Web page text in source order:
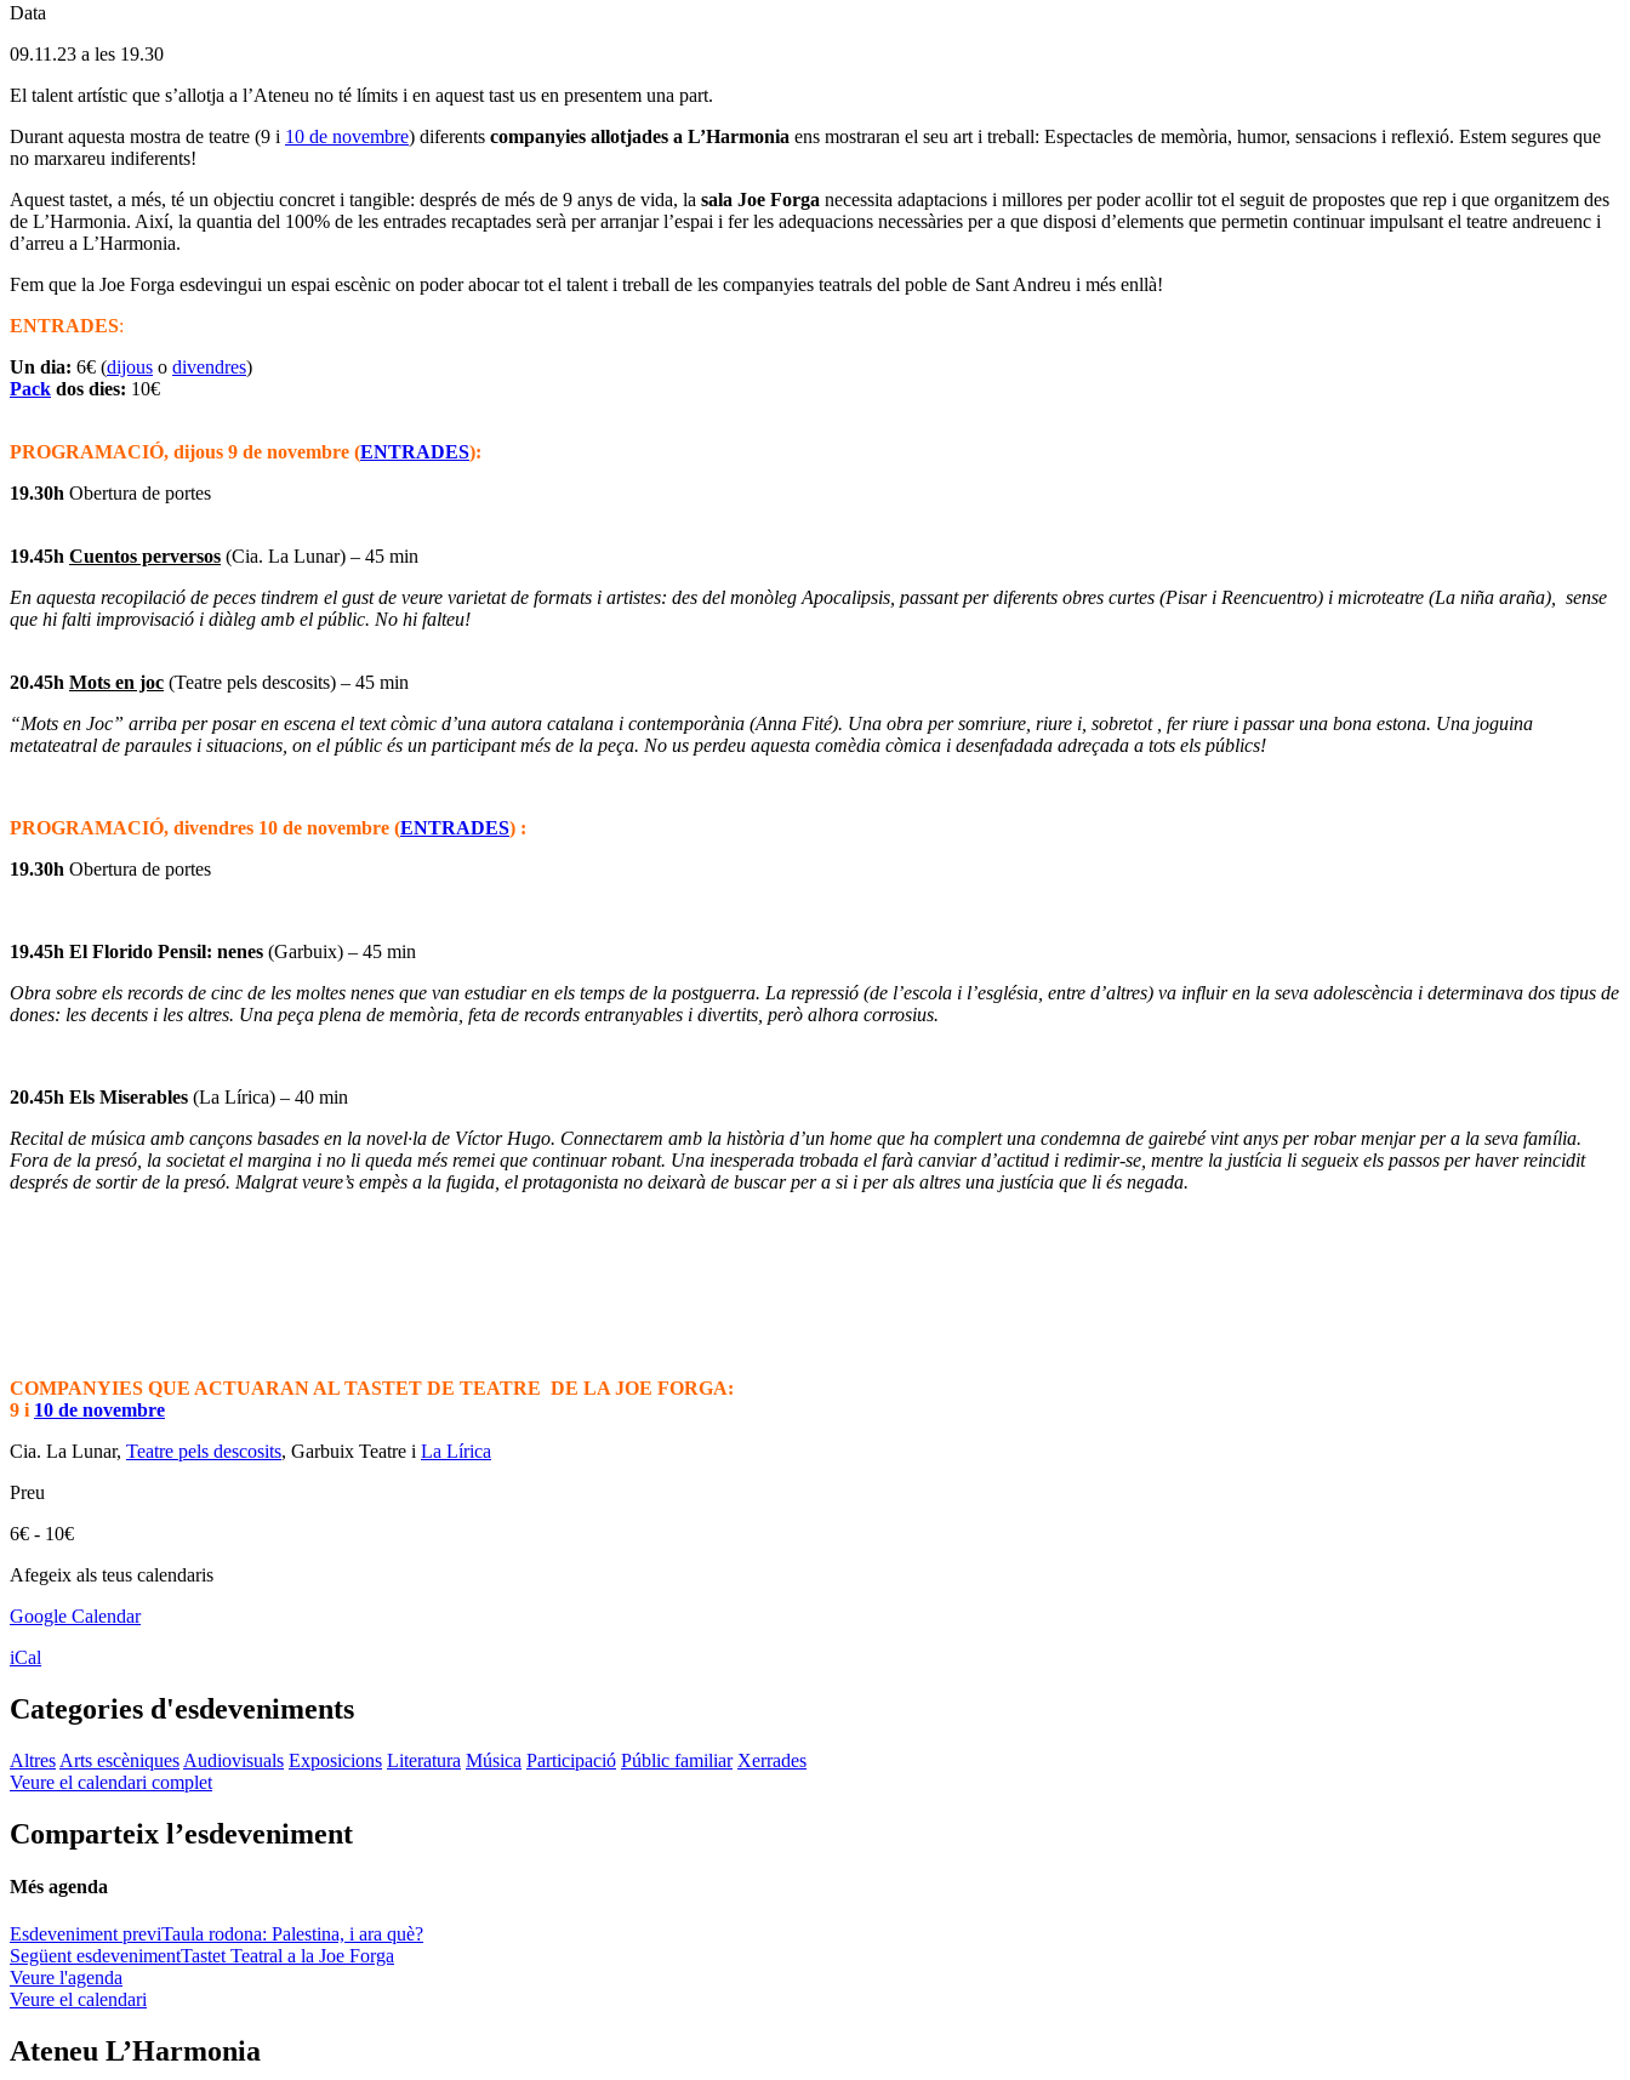
Data
09.11.23 a les 19.30
El talent artístic que s’allotja a l’Ateneu no té límits i en aquest tast us en presentem una part.
Durant aquesta mostra de teatre (9 i 10 de novembre) diferents companyies allotjades a L’Harmonia ens mostraran el seu art i treball: Espectacles de memòria, humor, sensacions i reflexió. Estem segures que
no marxareu indiferents!
Aquest tastet, a més, té un objectiu concret i tangible: després de més de 9 anys de vida, la sala Joe Forga necessita adaptacions i millores per poder acollir tot el seguit de propostes que rep i que organitzem des
de L’Harmonia. Així, la quantia del 100% de les entrades recaptades serà per arranjar l’espai i fer les adequacions necessàries per a que disposi d’elements que permetin continuar impulsant el teatre andreuenc i
d’arreu a L’Harmonia.
Fem que la Joe Forga esdevingui un espai escènic on poder abocar tot el talent i treball de les companyies teatrals del poble de Sant Andreu i més enllà!
ENTRADES:
Un dia: 6€ (dijous o divendres)
Pack dos dies: 10€
PROGRAMACIÓ, dijous 9 de novembre (ENTRADES):
19.30h Obertura de portes
19.45h Cuentos perversos (Cia. La Lunar) – 45 min
En aquesta recopilació de peces tindrem el gust de veure varietat de formats i artistes: des del monòleg Apocalipsis, passant per diferents obres curtes (Pisar i Reencuentro) i microteatre (La niña araña), sense
que hi falti improvisació i diàleg amb el públic. No hi falteu!
20.45h Mots en joc (Teatre pels descosits) – 45 min
“Mots en Joc” arriba per posar en escena el text còmic d’una autora catalana i contemporània (Anna Fité). Una obra per somriure, riure i, sobretot , fer riure i passar una bona estona. Una joguina
metateatral de paraules i situacions, on el públic és un participant més de la peça. No us perdeu aquesta comèdia còmica i desenfadada adreçada a tots els públics!
PROGRAMACIÓ, divendres 10 de novembre (ENTRADES) :
19.30h Obertura de portes
19.45h El Florido Pensil: nenes (Garbuix) – 45 min
Obra sobre els records de cinc de les moltes nenes que van estudiar en els temps de la postguerra. La repressió (de l’escola i l’església, entre d’altres) va influir en la seva adolescència i determinava dos tipus de
dones: les decents i les altres. Una peça plena de memòria, feta de records entranyables i divertits, però alhora corrosius.
20.45h Els Miserables (La Lírica) – 40 min
Recital de música amb cançons basades en la novel·la de Víctor Hugo. Connectarem amb la història d’un home que ha complert una condemna de gairebé vint anys per robar menjar per a la seva família.
Fora de la presó, la societat el margina i no li queda més remei que continuar robant. Una inesperada trobada el farà canviar d’actitud i redimir-se, mentre la justícia li segueix els passos per haver reincidit
després de sortir de la presó. Malgrat veure’s empès a la fugida, el protagonista no deixarà de buscar per a si i per als altres una justícia que li és negada.
COMPANYIES QUE ACTUARAN AL TASTET DE TEATRE DE LA JOE FORGA:
9 i 10 de novembre
Cia. La Lunar, Teatre pels descosits, Garbuix Teatre i La Lírica
Preu
6€ - 10€
Afegeix als teus calendaris
Google Calendar
iCal
Categories d'esdeveniments
Altres Arts escèniques Audiovisuals Exposicions Literatura Música Participació Públic familiar Xerrades
Veure el calendari complet
Comparteix l’esdeveniment
Més agenda
Esdeveniment previTaula rodona: Palestina, i ara què?
Següent esdevenimentTastet Teatral a la Joe Forga
Veure l'agenda
Veure el calendari
Ateneu L’Harmonia